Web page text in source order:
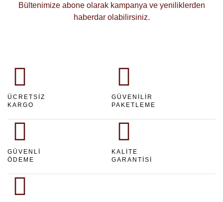
Bültenimize abone olarak kampanya ve yeniliklerden
haberdar olabilirsiniz.
ÜCRETSIZ
KARGO
GÜVENILIR
PAKETLEME
GÜVENLI
ÖDEME
KALITE
GARANTISI